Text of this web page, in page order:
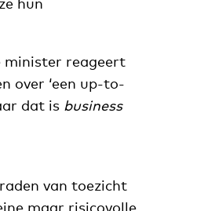
minister reageert
over ‘een up-to-
dat is business
van toezicht
maar risicovolle